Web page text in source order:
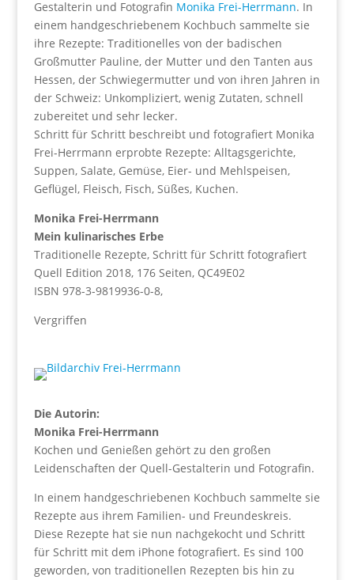
Gestalterin und Fotografin Monika Frei-Herrmann. In
einem handgeschriebenem Kochbuch sammelte sie
ihre Rezepte: Traditionelles von der badischen
Großmutter Pauline, der Mutter und den Tanten aus
Hessen, der Schwiegermutter und von ihren Jahren in
der Schweiz: Unkompliziert, wenig Zutaten, schnell
zubereitet und sehr lecker.
Schritt für Schritt beschreibt und fotografiert Monika
Frei-Herrmann erprobte Rezepte: Alltagsgerichte,
Suppen, Salate, Gemüse, Eier- und Mehlspeisen,
Geflügel, Fleisch, Fisch, Süßes, Kuchen.
Monika Frei-Herrmann
Mein kulinarisches Erbe
Traditionelle Rezepte, Schritt für Schritt fotografiert
Quell Edition 2018, 176 Seiten, QC49E02
ISBN 978-3-9819936-0-8,
Vergriffen
Die Autorin:
Monika Frei-Herrmann
Kochen und Genießen gehört zu den großen
Leidenschaften der Quell-Gestalterin und Fotografin.
In einem handgeschriebenen Kochbuch sammelte sie
Rezepte aus ihrem Familien- und Freundeskreis.
Diese Rezepte hat sie nun nachgekocht und Schritt
für Schritt mit dem iPhone fotografiert. Es sind 100
geworden, von traditionellen Rezepten bis hin zu